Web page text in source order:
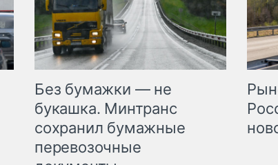
Без бумажки — не
букашка. Минтранс
сохранил бумажные
перевозочные